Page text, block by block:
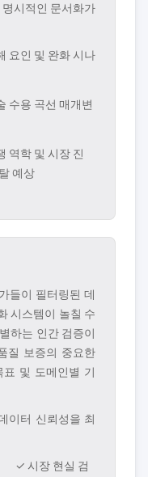
시적인 문서화가
요인 및 완화 시나
수용 곡선 매개변
역학 및 시장 진
예상
들이 필터링된 데
시스템이 놀칠 수
하는 인간 검증이
질 보증의 중요한
및 도메인별 기
이터 신뢰성을 최
✓ 시장 현실 검